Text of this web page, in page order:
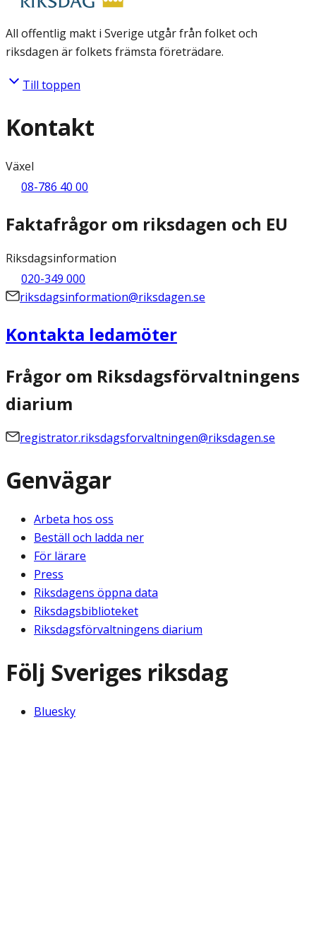
All offentlig makt i Sverige utgår från folket och
riksdagen är folkets främsta företrädare.
Till toppen
Kontakt
Växel
08-786 40 00
Faktafrågor om riksdagen och EU
Riksdagsinformation
020-349 000
riksdagsinformation@riksdagen.se
Kontakta ledamöter
Frågor om Riksdagsförvaltningens
diarium
registrator.riksdagsforvaltningen@riksdagen.se
Genvägar
Arbeta hos oss
Beställ och ladda ner
För lärare
Press
Riksdagens öppna data
Riksdagsbiblioteket
Riksdagsförvaltningens diarium
Följ Sveriges riksdag
Bluesky